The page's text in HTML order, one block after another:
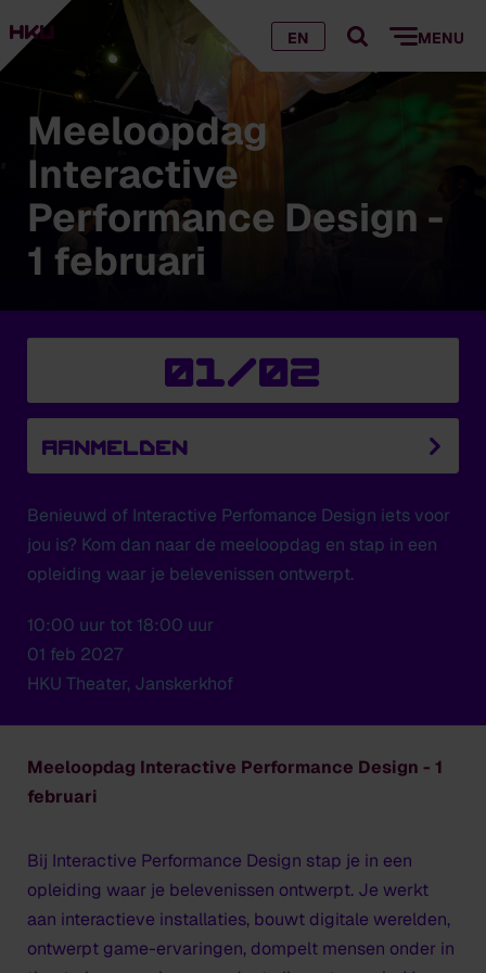
EN MENU
Meeloopdag
Interactive
Performance Design -
1 februari
01/02
AANMELDEN
Benieuwd of Interactive Perfomance Design iets voor
jou is? Kom dan naar de meeloopdag en stap in een
opleiding waar je belevenissen ontwerpt.
10:00 uur tot 18:00 uur
01 feb 2027
HKU Theater, Janskerkhof
Meeloopdag Interactive Performance Design - 1
februari
Bij Interactive Performance Design stap je in een
opleiding waar je belevenissen ontwerpt. Je werkt
aan interactieve installaties, bouwt digitale werelden,
ontwerpt game-ervaringen, dompelt mensen onder in